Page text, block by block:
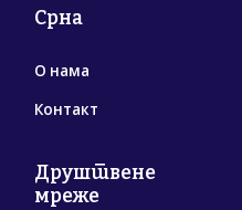
Срна
О нама
Контакт
Друштвене
мреже